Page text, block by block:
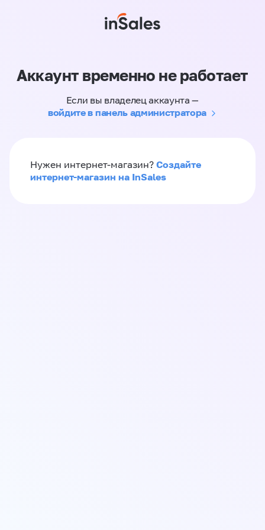
Аккаунт временно не работает
Если вы владелец аккаунта —
войдите в панель администратора
Нужен интернет-магазин? Создайте
интернет-магазин на InSales